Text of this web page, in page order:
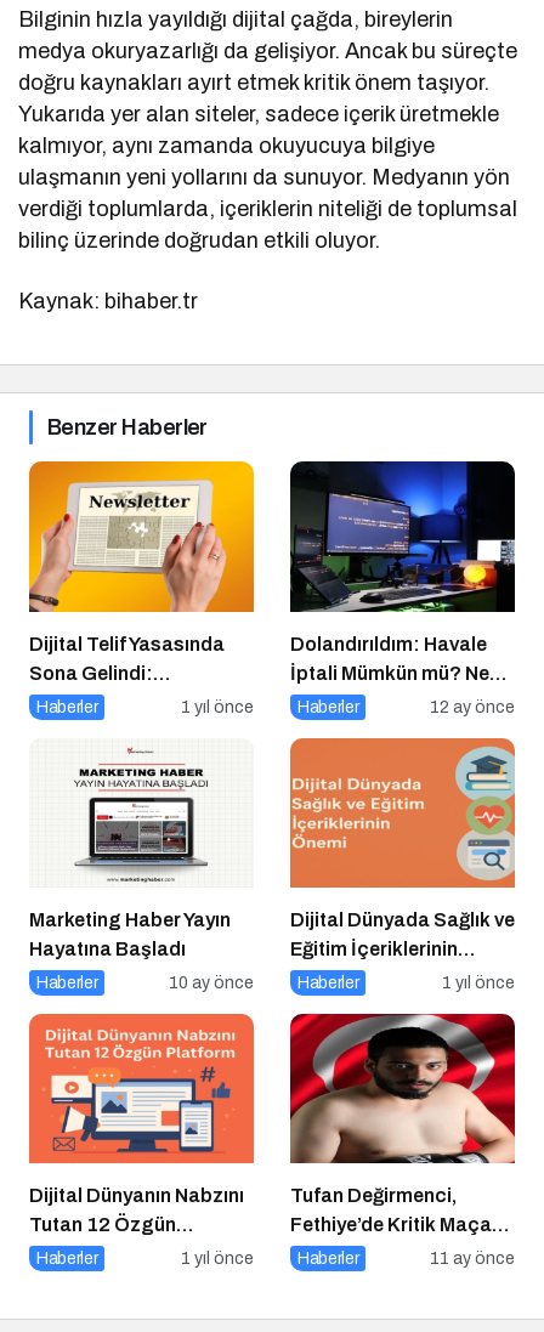
Bilginin hızla yayıldığı dijital çağda, bireylerin
medya okuryazarlığı da gelişiyor. Ancak bu süreçte
doğru kaynakları ayırt etmek kritik önem taşıyor.
Yukarıda yer alan siteler, sadece içerik üretmekle
kalmıyor, aynı zamanda okuyucuya bilgiye
ulaşmanın yeni yollarını da sunuyor. Medyanın yön
verdiği toplumlarda, içeriklerin niteliği de toplumsal
bilinç üzerinde doğrudan etkili oluyor.
Kaynak: bihaber.tr
Benzer Haberler
Dijital Telif Yasasında
Sona Gelindi:
Yayıncılara Haziran
Haberler 1 yıl önce
Dolandırıldım: Havale
İptali Mümkün mü? Ne
Yapmalıyım?
Haberler 12 ay önce
Marketing Haber Yayın
Hayatına Başladı
Haberler 10 ay önce
Dijital Dünyada Sağlık ve
Eğitim İçeriklerinin
Önemi
Haberler 1 yıl önce
Dijital Dünyanın Nabzını
Tutan 12 Özgün
Platform
Haberler 1 yıl önce
Tufan Değirmenci,
Fethiye’de Kritik Maça
Çıkıyor
Haberler 11 ay önce